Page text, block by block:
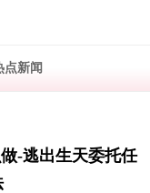
点新闻
-逃出生天委托任